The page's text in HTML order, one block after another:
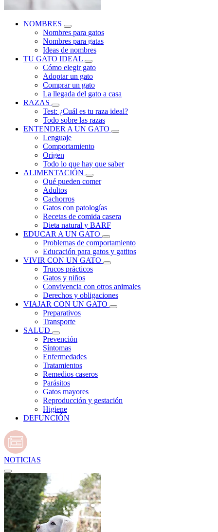
NOMBRES
Nombres para gatos
Nombres para gatas
Ideas de nombres
TU GATO IDEAL
Cómo elegir gato
Adoptar un gato
Comprar un gato
La llegada del gato a casa
RAZAS
Test: ¿Cuál es tu raza ideal?
Todo sobre las razas
ENTENDER A UN GATO
Lenguaje
Comportamiento
Origen
Todo lo que hay que saber
ALIMENTACIÓN
Qué pueden comer
Adultos
Cachorros
Gatos con patologías
Recetas de comida casera
Dieta natural y BARF
EDUCAR A UN GATO
Problemas de comportamiento
Educación para gatos y gatitos
VIVIR CON UN GATO
Trucos prácticos
Gatos y niños
Convivencia con otros animales
Derechos y obligaciones
VIAJAR CON UN GATO
Preparativos
Transporte
SALUD
Prevención
Síntomas
Enfermedades
Tratamientos
Remedios caseros
Parásitos
Gatos mayores
Reproducción y gestación
Higiene
DEFUNCIÓN
NOTICIAS